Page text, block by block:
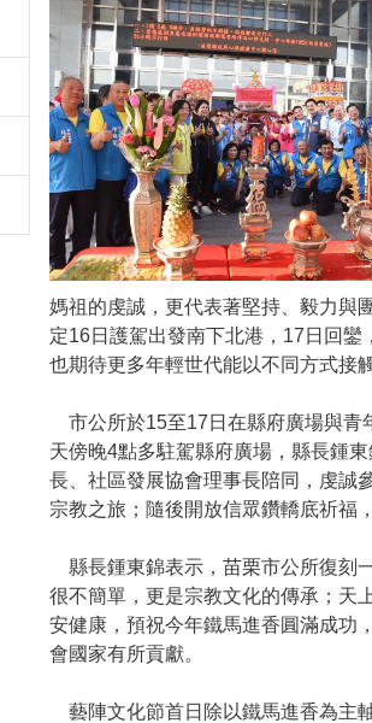
媽祖的虔誠，更代表著堅持、毅力與
定16日護駕出發南下北港，17日回鑾
也期待更多年輕世代能以不同方式接
市公所於15至17日在縣府廣場與青
天傍晚4點多駐駕縣府廣場，縣長鍾
長、社區發展協會理事長陪同，虔誠
宗教之旅；隨後開放信眾鑽轎底祈福
縣長鍾東錦表示，苗栗市公所復刻
很不簡單，更是宗教文化的傳承；天
安健康，預祝今年鐵馬進香圓滿成功
會國家有所貢獻。
藝陣文化節首日除以鐵馬進香為主